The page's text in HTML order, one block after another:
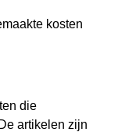
kosten
die
artikelen zijn